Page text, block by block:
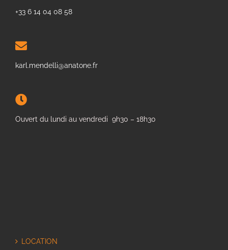
+33 6 14 04 08 58
karl.mendelli@anatone.fr
Ouvert du lundi au vendredi 9h30 – 18h30
LOCATION